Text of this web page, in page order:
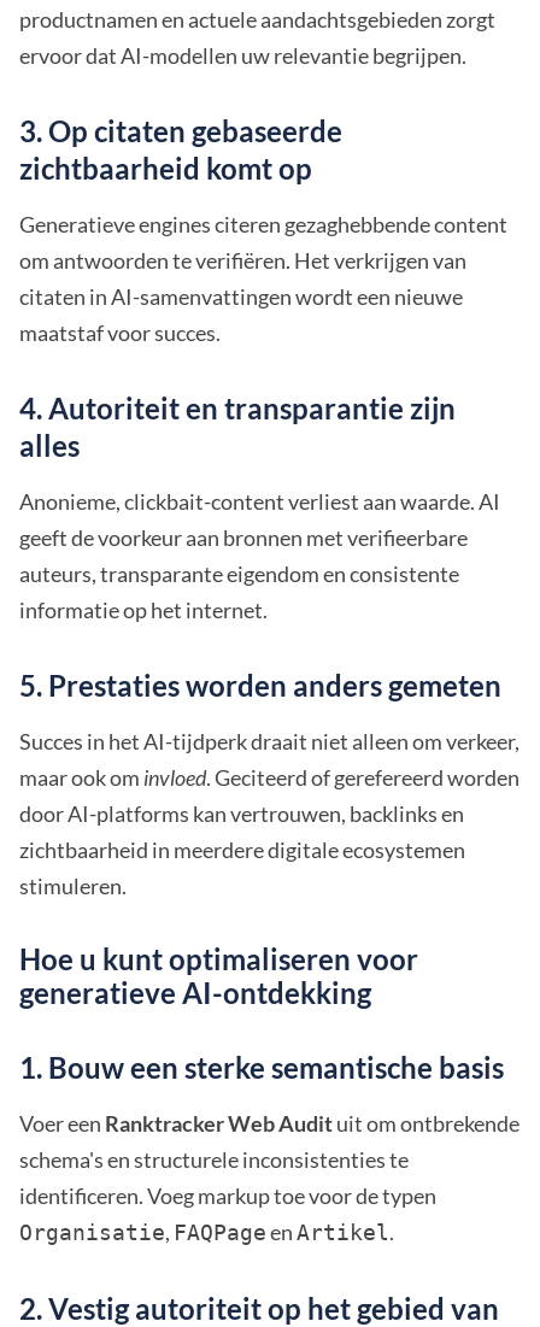
productnamen en actuele aandachtsgebieden zorgt
ervoor dat AI-modellen uw relevantie begrijpen.
3. Op citaten gebaseerde
zichtbaarheid komt op
Generatieve engines citeren gezaghebbende content
om antwoorden te verifiëren. Het verkrijgen van
citaten in AI-samenvattingen wordt een nieuwe
maatstaf voor succes.
4. Autoriteit en transparantie zijn
alles
Anonieme, clickbait-content verliest aan waarde. AI
geeft de voorkeur aan bronnen met verifieerbare
auteurs, transparante eigendom en consistente
informatie op het internet.
5. Prestaties worden anders gemeten
Succes in het AI-tijdperk draait niet alleen om verkeer,
maar ook om invloed. Geciteerd of gerefereerd worden
door AI-platforms kan vertrouwen, backlinks en
zichtbaarheid in meerdere digitale ecosystemen
stimuleren.
Hoe u kunt optimaliseren voor
generatieve AI-ontdekking
1. Bouw een sterke semantische basis
Voer een Ranktracker Web Audituit om ontbrekende
schema's en structurele inconsistenties te
identificeren. Voeg markup toe voor de typen
Organisatie, FAQPageenArtikel.
2. Vestig autoriteit op het gebied van